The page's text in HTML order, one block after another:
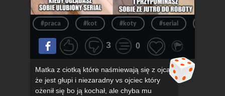
#praca #kot #koty #serial
3 0
Matka z ciotką które naśmiewają się z ojca,
że jest głupi i niezaradny vs ojciec który
ożenił się bo ją kochał, ale chyba mu